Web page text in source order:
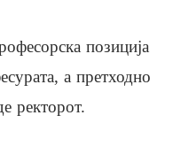
позиција
а претходно
ректорот.